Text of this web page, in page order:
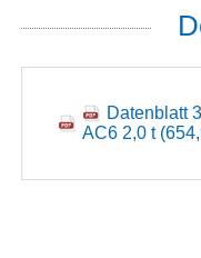
Datenblatt
AC6 2,0 t